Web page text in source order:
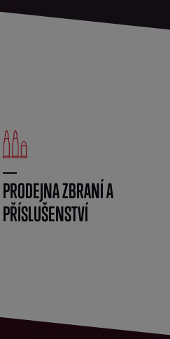
PRODEJNA ZBRANÍ A
PŘÍSLUŠENSTVÍ